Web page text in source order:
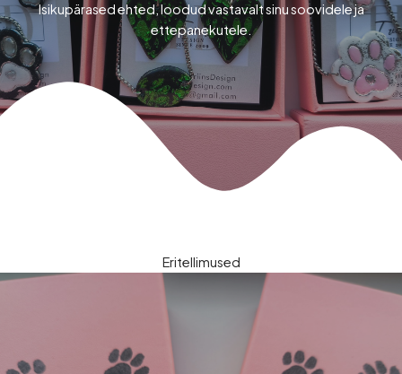
Isikupärased ehted, loodud vastavalt sinu soovidele ja
ettepanekutele.
Eritellimused